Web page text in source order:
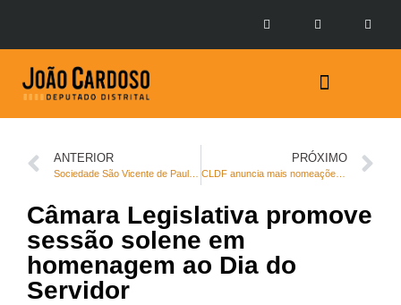
ANTERIOR PRÓXIMO
CLDF anuncia mais nomeações de concursados em posse de servidores efetivos
Câmara Legislativa promove
sessão solene em
homenagem ao Dia do
Servidor